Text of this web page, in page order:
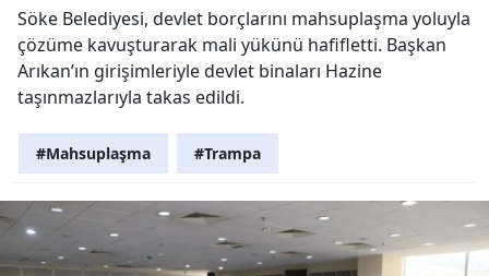
Söke Belediyesi, devlet borçlarını mahsuplaşma yoluyla
çözüme kavuşturarak mali yükünü hafifletti. Başkan
Arıkan’ın girişimleriyle devlet binaları Hazine
taşınmazlarıyla takas edildi.
#Mahsuplaşma #Trampa